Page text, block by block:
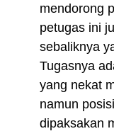
mendorong
petugas ini
sebaliknya
Tugasnya
yang nekat
namun
dipaksakan